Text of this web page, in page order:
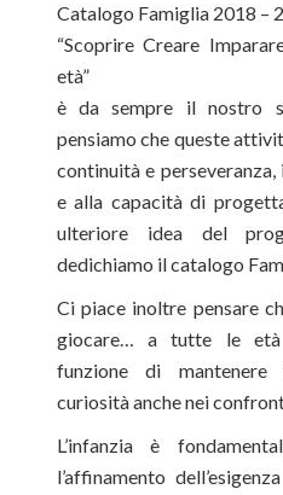
Catalogo Famiglia 2018 –
“Scoprire Creare
età”
è da sempre il nostro
pensiamo che queste
continuità e
e alla capacità di
ulteriore idea del
dedichiamo il catalogo
Ci piace inoltre pensare
giocare… a tutte le età
funzione di mantenere
curiosità anche nei
L’infanzia è
l’affinamento